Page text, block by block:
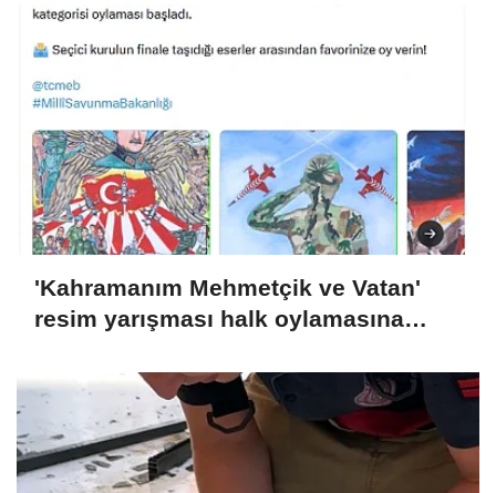
'Kahramanım Mehmetçik ve Vatan'
resim yarışması halk oylamasına